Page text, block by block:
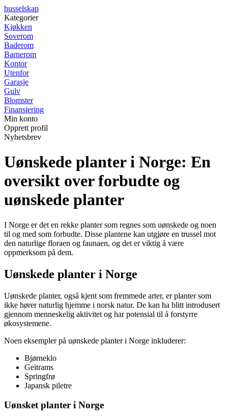
husselskap
Kategorier
Kjøkken
Soverom
Baderom
Barnerom
Kontor
Utenfor
Garasje
Gulv
Blomster
Finansiering
Min konto
Opprett profil
Nyhetsbrev
Uønskede planter i Norge: En
oversikt over forbudte og
uønskede planter
I Norge er det en rekke planter som regnes som uønskede og noen
til og med som forbudte. Disse plantene kan utgjøre en trussel mot
den naturlige floraen og faunaen, og det er viktig å være
oppmerksom på dem.
Uønskede planter i Norge
Uønskede planter, også kjent som fremmede arter, er planter som
ikke hører naturlig hjemme i norsk natur. De kan ha blitt introdusert
gjennom menneskelig aktivitet og har potensial til å forstyrre
økosystemene.
Noen eksempler på uønskede planter i Norge inkluderer:
Bjørneklo
Geitrams
Springfrø
Japansk piletre
Uønsket planter i Norge